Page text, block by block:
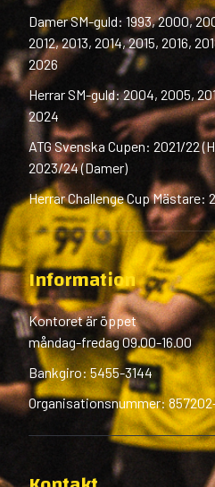
Damer SM-guld: 1993, 2000,
2012, 2013, 2014, 2015, 2016,
2026
Herrar SM-guld: 2004, 2005,
2024
ATG Svenska Cupen: 2021/22
2023/24 (Damer)
Herrar Challenge Cup Mästare:
Information
Kontoret är öppet
måndag-fredag 09.00-16.00
Bankgiro: 5455-3144
Organisationsnummer: